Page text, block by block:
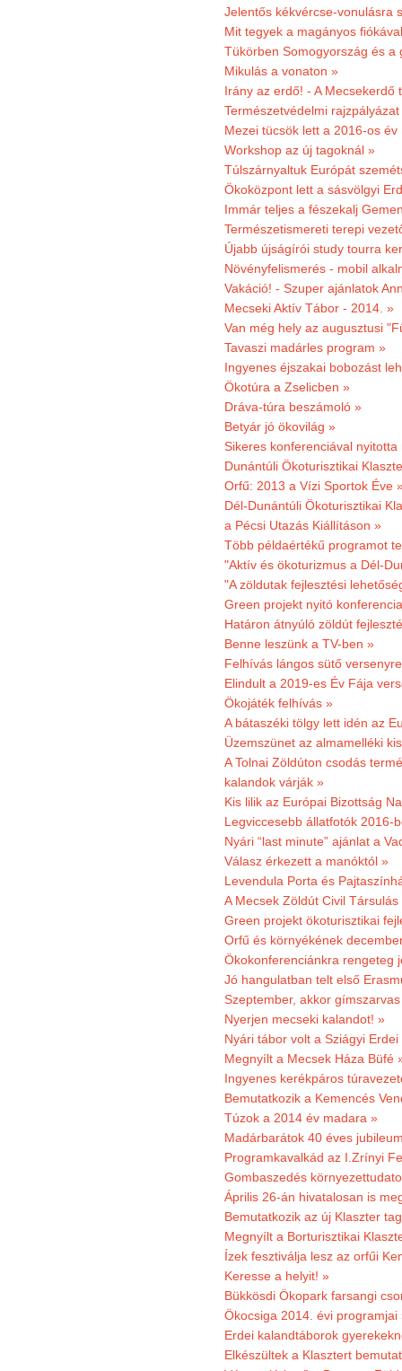
Jelentős kékvércse-vonulásra
Mit tegyek a magányos
Tükörben Somogyország és a
Mikulás a vonaton »
Irány az erdő! - A
Természetvédelmi
Mezei tücsök lett a 2016-os év
Workshop az új tagoknál »
Túlszárnyaltuk Európát
Ökoközpont lett a sásvölgyi
Immár teljes a fészekalj
Természetismereti terepi
Újabb újságírói study tourra
Növényfelismerés - mobil
Vakáció! - Szuper ajánlatok
Mecseki Aktív Tábor - 2014. »
Van még hely az augusztusi
Tavaszi madárles program »
Ingyenes éjszakai bobozást
Ökotúra a Zselicben »
Dráva-túra beszámoló »
Betyár jó ökovilág »
Sikeres konferenciával
Dunántúli Ökoturisztikai
Orfű: 2013 a Vízi Sportok Éve
Dél-Dunántúli Ökoturisztikai
a Pécsi Utazás Kiállításon »
Több példaértékű programot
"Aktív és ökoturizmus a Dél-
"A zöldutak fejlesztési
Green projekt nyitó
Határon átnyúló zöldút
Benne leszünk a TV-ben »
Felhívás lángos sütő
Elindult a 2019-es Év Fája
Ökojáték felhívás »
A bátaszéki tölgy lett idén az
Üzemszünet az almamelléki
A Tolnai Zöldúton csodás
kalandok várják »
Kis lilik az Európai Bizottság
Legviccesebb állatfotók 2016-
Nyári “last minute” ajánlat a
Válasz érkezett a manóktól »
Levendula Porta és
A Mecsek Zöldút Civil
Green projekt ökoturisztikai
Orfű és környékének
Ökokonferenciánkra rengeteg
Jó hangulatban telt első
Szeptember, akkor
Nyerjen mecseki kalandot! »
Nyári tábor volt a Sziágyi
Megnyílt a Mecsek Háza Büfé
Ingyenes kerékpáros
Bemutatkozik a Kemencés
Túzok a 2014 év madara »
Madárbarátok 40 éves
Programkavalkád az I.Zrínyi
Gombaszedés
Április 26-án hivatalosan is
Bemutatkozik az új Klaszter
Megnyílt a Borturisztikai
Ízek fesztiválja lesz az orfűi
Keresse a helyit! »
Bükkösdi Ökopark farsangi
Ökocsiga 2014. évi programjai
Erdei kalandtáborok
Elkészültek a Klasztert